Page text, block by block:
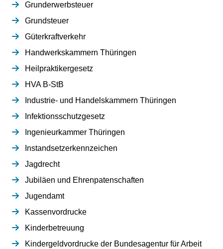
Grunderwerbsteuer
Grundsteuer
Güterkraftverkehr
Handwerkskammern Thüringen
Heilpraktikergesetz
HVA B-StB
Industrie- und Handelskammern Thüringen
Infektionsschutzgesetz
Ingenieurkammer Thüringen
Instandsetzerkennzeichen
Jagdrecht
Jubiläen und Ehrenpatenschaften
Jugendamt
Kassenvordrucke
Kinderbetreuung
Kindergeldvordrucke der Bundesagentur für Arbeit